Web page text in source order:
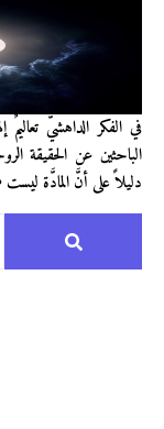
في الفكر الداهشيّ
الباحثين عن الحقيقة
دليلاً على أنَّ المادَّة